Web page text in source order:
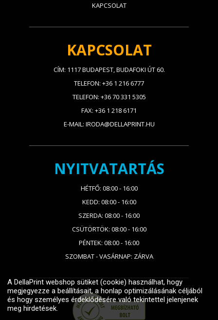
KAPCSOLAT
KAPCSOLAT
CÍM: 1117 BUDAPEST, BUDAFOKI ÚT 60.
TELEFON: +36 1 216 6777
TELEFON: +36 70 331 5305
FAX: +36 1 218 6171
E-MAIL: IRODA@DELLAPRINT.HU
NYITVATARTÁS
HÉTFŐ: 08:00 - 16:00
KEDD: 08:00 - 16:00
SZERDA: 08:00 - 16:00
CSÜTÖRTÖK: 08:00 - 16:00
PÉNTEK: 08:00 - 16:00
SZOMBAT - VASÁRNAP: ZÁRVA